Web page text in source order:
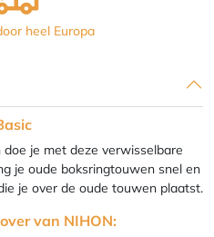
heel Europa
je met deze verwisselbare
je oude boksringtouwen snel en
je over de oude touwen plaatst.
van NIHON: